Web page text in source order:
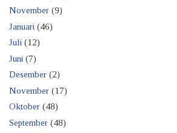
November (9)
Januari (46)
Juli (12)
Juni (7)
Desember (2)
November (17)
Oktober (48)
September (48)